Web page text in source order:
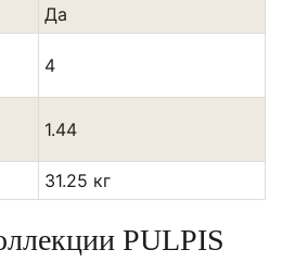
Да
4
1.44
31.25 кг
PULPIS